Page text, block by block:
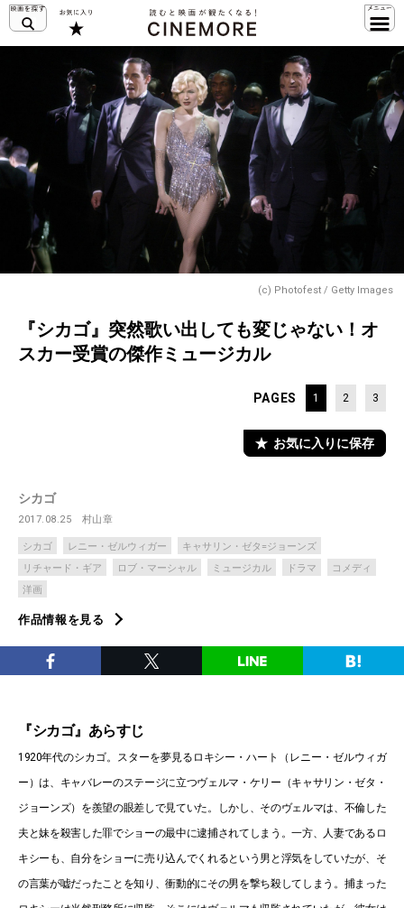
(c) Photofest / Getty Images
『シカゴ』突然歌い出しても変じゃない！オ
スカー受賞の傑作ミュージカル
PAGES 1 2 3
お気に入りに保存
シカゴ
2017.08.25 村山章
シカゴ レニー・ゼルウィガー
キャサリン・ゼタ=ジョーンズ
リチャード・ギア
ロブ・マーシャル ミュージカル ドラマ
コメディ
洋画
作品情報を見る
『シカゴ』あらすじ
1920年代のシカゴ。スターを夢見るロキシー・ハート（レニー・ゼルウィガ
ー）は、キャバレーのステージに立つヴェルマ・ケリー（キャサリン・ゼタ・
ジョーンズ）を羨望の眼差しで見ていた。しかし、そのヴェルマは、不倫した
夫と妹を殺害した罪でショーの最中に逮捕されてしまう。一方、人妻であるロ
キシーも、自分をショーに売り込んでくれるという男と浮気をしていたが、そ
の言葉が嘘だったことを知り、衝動的にその男を撃ち殺してしまう。捕まった